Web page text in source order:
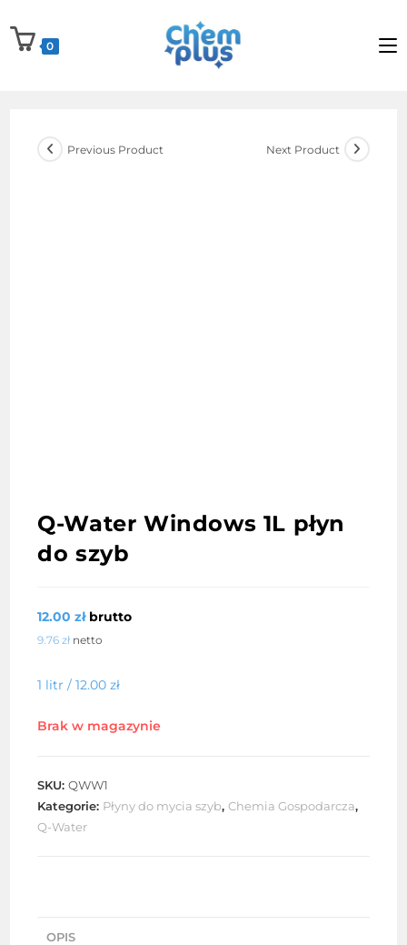
to
content
0
Previous Product Next Product
Q-Water Windows 1L płyn
do szyb
12.00złbrutto
9.76 zł netto
1 litr / 12.00zł
Brak w magazynie
SKU:QWW1
Kategorie: Płyny do mycia szyb,Chemia Gospodarcza,
Q-Water
OPIS